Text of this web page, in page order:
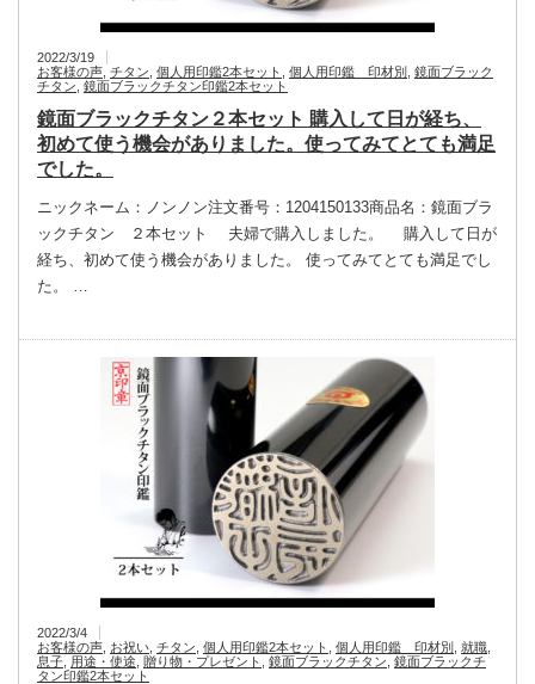
2022/3/19
お客様の声 チタン 個人用印鑑2本セット 個人用印鑑 印材別 鏡面ブラック
チタン 鏡面ブラックチタン印鑑2本セット
鏡面ブラックチタン２本セット 購入して日が経ち、
初めて使う機会がありました。使ってみてとても満足
でした。
ニックネーム：ノンノン注文番号：1204150133商品名：鏡面ブラ
ックチタン ２本セット 夫婦で購入しました。 購入して日が
経ち、初めて使う機会がありました。 使ってみてとても満足でし
た。 …
2022/3/4
お客様の声 お祝い チタン 個人用印鑑2本セット 個人用印鑑 印材別 就職
息子 用途・使途 贈り物・プレゼント 鏡面ブラックチタン 鏡面ブラックチ
タン印鑑2本セット